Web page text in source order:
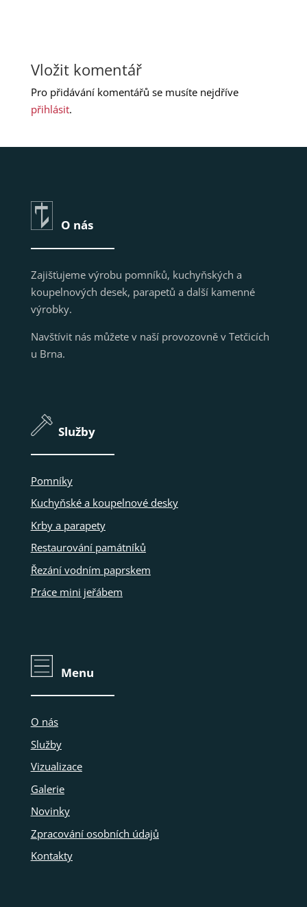
Vložit komentář
Pro přidávání komentářů se musíte nejdříve
přihlásit.
O nás
Zajišťujeme výrobu pomníků, kuchyňských a
koupelnových desek, parapetů a další kamenné
výrobky.
Navštívit nás můžete v naší provozovně v Tetčicích
u Brna.
Služby
Pomníky
Kuchyňské a koupelnové desky
Krby a parapety
Restaurování památníků
Řezání vodním paprskem
Práce mini jeřábem
Menu
O nás
Služby
Vizualizace
Galerie
Novinky
Zpracování osobních údajů
Kontakty